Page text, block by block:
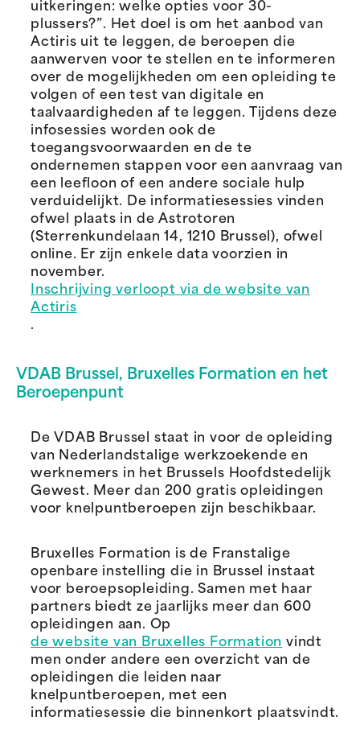
uitkeringen: welke opties voor 30-
plussers?”. Het doel is om het aanbod van
Actiris uit te leggen, de beroepen die
aanwerven voor te stellen en te informeren
over de mogelijkheden om een opleiding te
volgen of een test van digitale en
taalvaardigheden af te leggen. Tijdens deze
infosessies worden ook de
toegangsvoorwaarden en de te
ondernemen stappen voor een aanvraag van
een leefloon of een andere sociale hulp
verduidelijkt. De informatiesessies vinden
ofwel plaats in de Astrotoren
(Sterrenkundelaan 14, 1210 Brussel), ofwel
online. Er zijn enkele data voorzien in
november.
Inschrijving verloopt via de website van
Actiris
.
VDAB Brussel, Bruxelles Formation en het
Beroepenpunt
De VDAB Brussel staat in voor de opleiding
van Nederlandstalige werkzoekende en
werknemers in het Brussels Hoofdstedelijk
Gewest. Meer dan 200 gratis opleidingen
voor knelpuntberoepen zijn beschikbaar.
Bruxelles Formation is de Franstalige
openbare instelling die in Brussel instaat
voor beroepsopleiding. Samen met haar
partners biedt ze jaarlijks meer dan 600
opleidingen aan. Op
de website van Bruxelles Formation vindt
men onder andere een overzicht van de
opleidingen die leiden naar
knelpuntberoepen, met een
informatiesessie die binnenkort plaatsvindt.